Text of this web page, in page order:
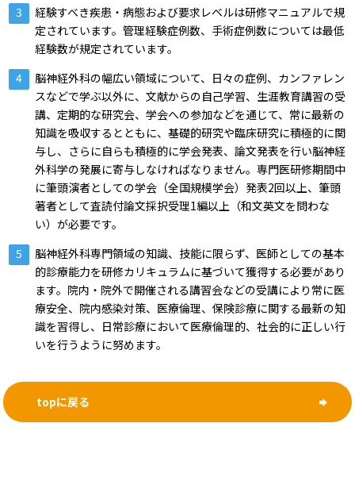
経験すべき疾患・病態および要求レベルは研修マニュアルで規
定されています。管理経験症例数、手術症例数については最低
経験数が規定されています。
脳神経外科の幅広い領域について、日々の症例、カンファレン
スなどで学ぶ以外に、文献からの自己学習、生涯教育講習の受
講、定期的な研究会、学会への参加などを通じて、常に最新の
知識を吸収するとともに、基礎的研究や臨床研究に積極的に関
与し、さらに自らも積極的に学会発表、論文発表を行い脳神経
外科学の発展に寄与しなければなりません。専門医研修期間中
に筆頭演者としての学会（全国規模学会）発表2回以上、筆頭
著者として査読付論文採択受理1編以上（和文英文を問わな
い）が必要です。
脳神経外科専門領域の知識、技能に限らず、医師としての基本
的診療能力を研修カリキュラムに基づいて獲得する必要があり
ます。院内・院外で開催される講習会などの受講により常に医
療安全、院内感染対策、医療倫理、保険診療に関する最新の知
識を習得し、日常診療において医療倫理的、社会的に正しい行
いを行うように努めます。
topに戻る